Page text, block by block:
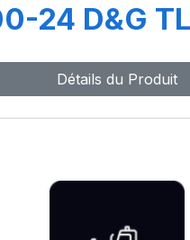
24 D&G
Détails du Produit